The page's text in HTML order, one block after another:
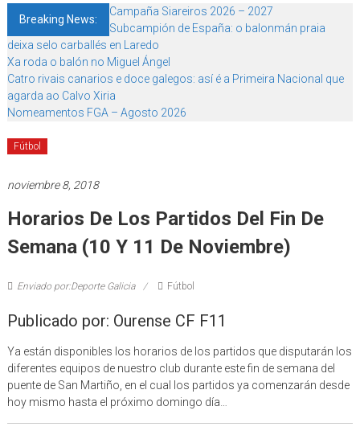
Breaking News:
Campaña Siareiros 2026 – 2027
Subcampión de España: o balonmán praia
deixa selo carballés en Laredo
Xa roda o balón no Miguel Ángel
Catro rivais canarios e doce galegos: así é a Primeira Nacional que
agarda ao Calvo Xiria
Nomeamentos FGA – Agosto 2026
Fútbol
noviembre 8, 2018
Horarios De Los Partidos Del Fin De
Semana (10 Y 11 De Noviembre)
Enviado por:Deporte Galicia Fútbol
Publicado por: Ourense CF F11
Ya están disponibles los horarios de los partidos que disputarán los
diferentes equipos de nuestro club durante este fin de semana del
puente de San Martiño, en el cual los partidos ya comenzarán desde
hoy mismo hasta el próximo domingo día…